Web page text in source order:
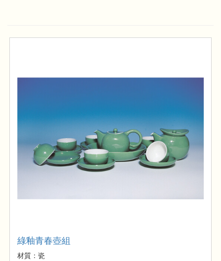
綠釉青春壺組
材質：瓷